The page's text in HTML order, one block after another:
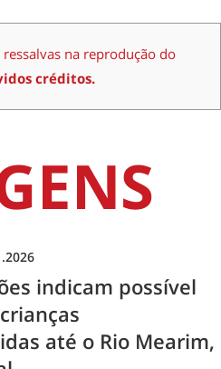
na reprodução do
créditos.
indicam possível
até o Rio Mearim,